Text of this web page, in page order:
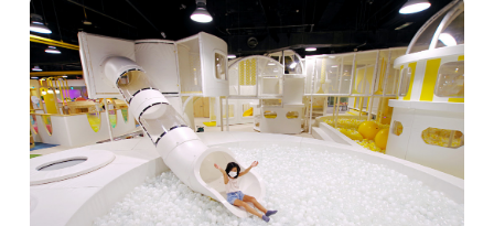
討論區
聯絡我們
APP下載